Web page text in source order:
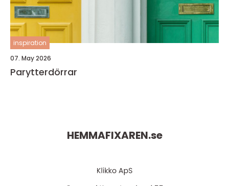
inspiration
07. May 2026
Parytterdörrar
HEMMAFIXAREN.se